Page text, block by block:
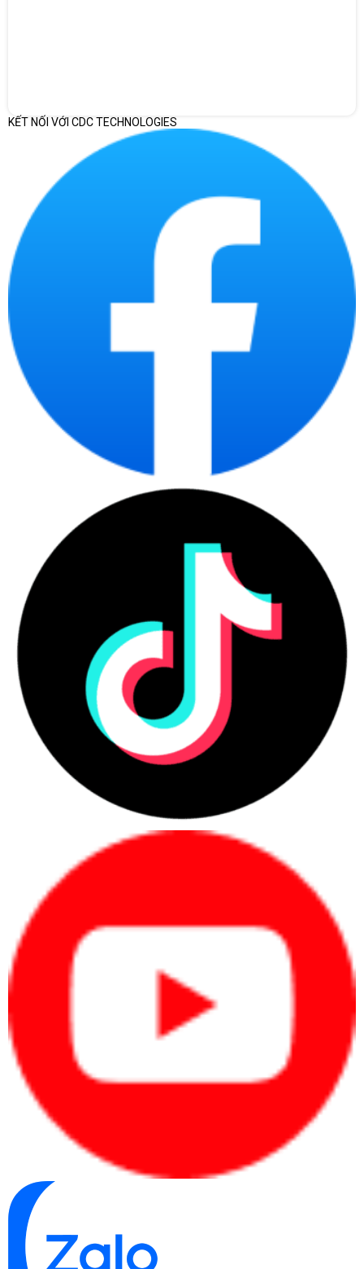
Độ chuẩn màu cao của màn hình làm cho các tác vụ đồ họa và
xem phim trở nên vô cùng ấn tượng. Công nghệ Anti-Glare giúp hiển
thị tốt ngay cả trong môi trường có cường độ ánh sáng phức tạp.
hiệu suất xử lý công việc vượt trội. Bộ vi xử lý Core i7-1255U thế hệ
thứ 12 tích hợp tới 10 lõi (2 nhân P-core và 8 nhân E-core) và 12
luồng, cho khả năng xử lý nhanh mượt mọi tác vụ văn phòng, đa
nhiệm mượt mà và tiết kiệm điện năng.
Card màn hình Intel Iris Xe Graphics hoạt động ở tốc độ lên đến
1.25 GHz với kiến trúc Xe, mang đến khả năng xử lý đồ họa tốt và
chất lượng hình ảnh sắc nét đáng kinh ngạc khi xem phim, giải trí.
Ram 8GB DDR5 và ổ cứng 512GB PCIe NVMe SSD giúp khởi động
máy nhanh chóng và cải thiện hiệu suất làm việc với thời gian chờ
ngắn hơn, cho phép lưu trữ nhiều dữ liệu quan trọng và file thiết kế
mà không lo đầy bộ nhớ.
Bàn phím tiêu chuẩn, hành trình sâu
Bàn phím tiêu chuẩn trên Laptop HP Elitebook được thiết kế với
màu đen sang trọng. Layout của cụm phím được bố trí hợp lý, giúp
người dùng dễ dàng thao tác mà không cần mất nhiều thời gian để
làm quen.
Hành trình phím tương đối sâu, độ nảy tốt và không gây tiếng ồn
quá lớn. Touchpad rộng và mịn màng, cho phép thao tác vuốt chạm
đa điểm chính xác, không gây trễ.
Hệ thống cổng kết nối đa dạng, đáp ứng nhu cầu người dùng
Laptop này vẫn có đầy đủ các cổng kết nối cần thiết, bao gồm 2
cổng Thunderbolt 4, 2 cổng USB Type-A, 1 cổng HDMI 2.0 và 1 cổng
KẾT NỐI VỚI CDC TECHNOLOGIES